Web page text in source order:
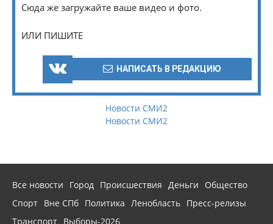
Сюда же загружайте ваше видео и фото.
ИЛИ ПИШИТЕ
НАПИСАТЬ В РЕДАКЦИЮ
Новости СМИ2
Новости СМИ2
Все новости Город Происшествия Деньги
Общество
Спорт Вне СПб Политика Ленобласть Пресс-релизы
Транспорт Выборы-2026